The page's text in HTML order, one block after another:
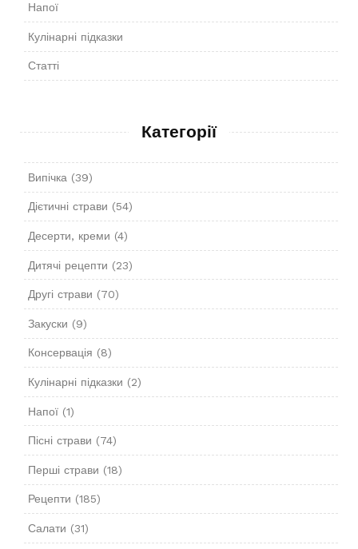
Напої
Кулінарні підказки
Статті
Категорії
Випічка (39)
Дієтичні страви (54)
Десерти, креми (4)
Дитячі рецепти (23)
Другі страви (70)
Закуски (9)
Консервація (8)
Кулінарні підказки (2)
Напої(1)
Пісні страви (74)
Перші страви (18)
Рецепти (185)
Салати (31)